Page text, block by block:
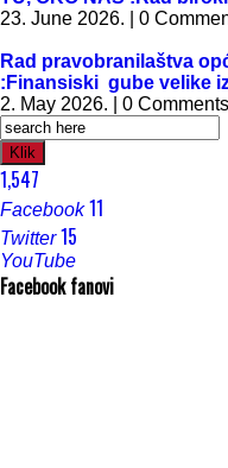
23. June 2026. | 0
Rad pravobranilaštva
:Finansiski gube velike
2. May 2026. | 0 Comments
Klik
1,547
Facebook 11
Twitter 15
YouTube
Facebook fanovi